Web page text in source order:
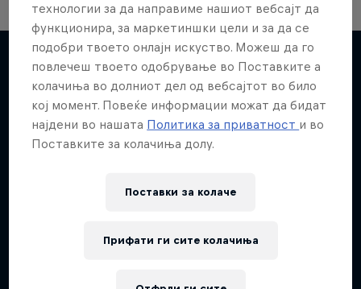
Повеќе слична содржина
Inside Pro Surfing
Come backstage on the 2025 WSL
Championship Tour
2 сезони · 18 епизоди
SURFING
WSL Replay
The latest action from the WSL Championship
Tour
1 сезона · 6 епизоди
технологии за да направиме нашиот вебсајт да
функционира, за маркетиншки цели и за да се
подобри твоето онлајн искуство. Можеш да го
повлечеш твоето одобрување во Поставките а
колачиња во долниот дел од вебсајтот во било
кој момент. Повеќе информации можат да бидат
најдени во нашата Политика за приватност и во
Поставките за колачиња долу.
Поставки за колачe
Прифати ги сите колачиња